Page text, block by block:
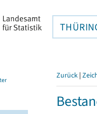
Zurück |